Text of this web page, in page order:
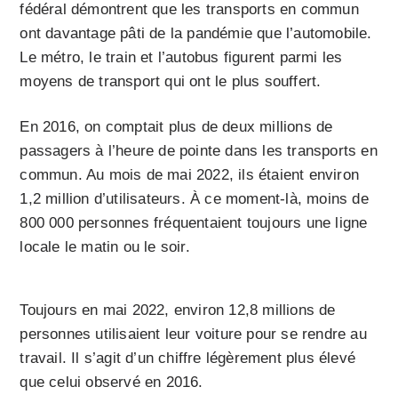
fédéral démontrent que les transports en commun
ont davantage pâti de la pandémie que l’automobile.
Le métro, le train et l’autobus figurent parmi les
moyens de transport qui ont le plus souffert.
En 2016, on comptait plus de deux millions de
passagers à l’heure de pointe dans les transports en
commun. Au mois de mai 2022, ils étaient environ
1,2 million d’utilisateurs. À ce moment-là, moins de
800 000 personnes fréquentaient toujours une ligne
locale le matin ou le soir.
Toujours en mai 2022, environ 12,8 millions de
personnes utilisaient leur voiture pour se rendre au
travail. Il s’agit d’un chiffre légèrement plus élevé
que celui observé en 2016.